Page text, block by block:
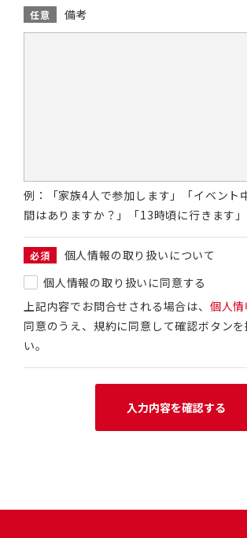
任意 備考
例：「家族4人で参加します」「イベント
間はありますか？」「13時頃に行きます」
必須
個人情報の取り扱いについて
個人情報の取り扱いに同意する
上記内容でお問合せされる場合は、 個人
同意のうえ、規約に同意して確認ボタン
い。